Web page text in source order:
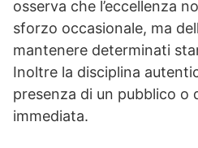
osserva che l’eccellenza
sforzo occasionale, ma
mantenere determinati
Inoltre la disciplina
presenza di un pubblico o
immediata.